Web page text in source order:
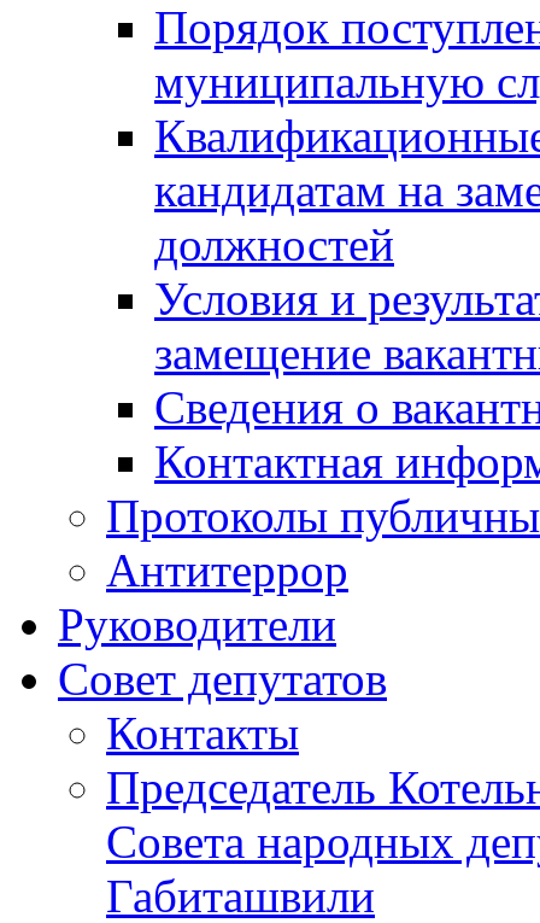
Порядок
муниципальную
кандидатам на
должностей
Условия и
замещение
Сведения о
Контактная
Протоколы
Антитеррор
Руководители
Совет депутатов
Контакты
Председатель
Совета народных
Габиташвили